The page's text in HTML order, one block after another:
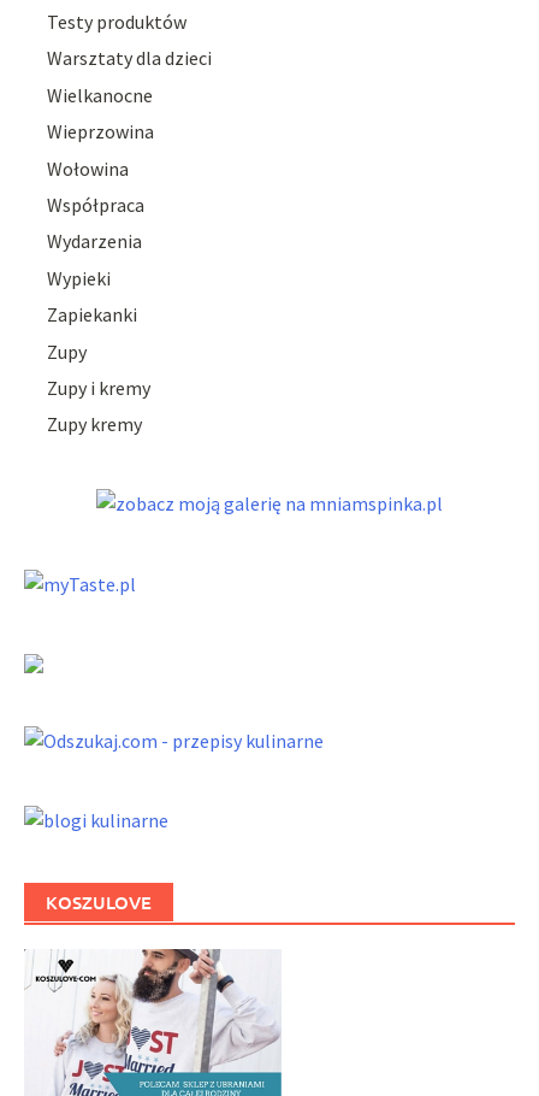
Testy produktów
Warsztaty dla dzieci
Wielkanocne
Wieprzowina
Wołowina
Współpraca
Wydarzenia
Wypieki
Zapiekanki
Zupy
Zupy i kremy
Zupy kremy
KOSZULOVE